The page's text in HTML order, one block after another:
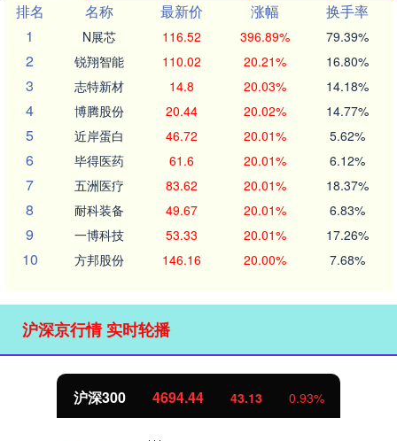
排名
名称 最新价 涨幅
换手率
1
N展芯 116.52 396.89% 79.39%
2 锐翔智能 110.02 20.21% 16.80%
3 志特新材 14.8 20.03% 14.18%
4 博腾股份 20.44 20.02% 14.77%
5 近岸蛋白 46.72 20.01% 5.62%
6 毕得医药 61.6 20.01% 6.12%
7 五洲医疗 83.62 20.01% 18.37%
8 耐科装备 49.67 20.01% 6.83%
9 一博科技 53.33 20.01% 17.26%
10 方邦股份 146.16 20.00% 7.68%
沪深京行情 实时轮播
沪深300 4694.44 43.13 0.93%